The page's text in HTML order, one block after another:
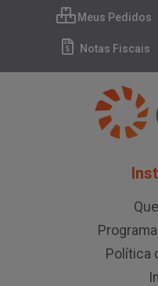
Meus Pedidos
Notas Fiscais
Política